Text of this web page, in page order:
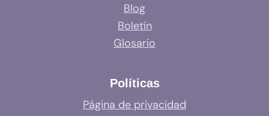
Blog
Boletín
Glosario
Políticas
Página de privacidad